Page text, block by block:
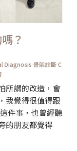
？
Diagnosis 骨架診斷C
所謂的改造，會
我覺得很值得跟
件事，也曾經聽
的朋友都覺得